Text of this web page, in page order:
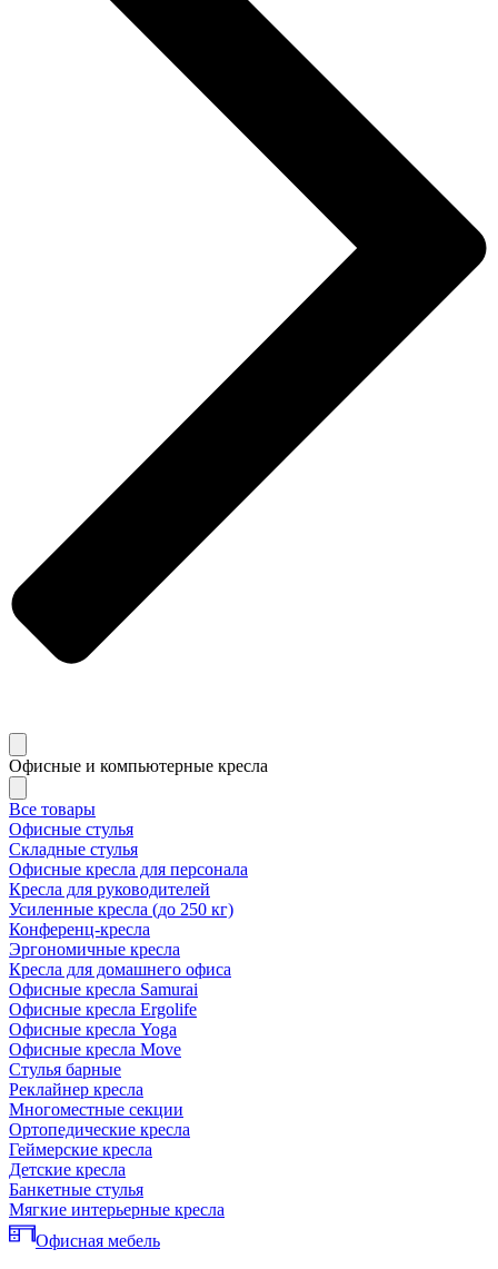
Офисные и компьютерные кресла
Все товары
Офисные стулья
Складные стулья
Офисные кресла для персонала
Кресла для руководителей
Усиленные кресла (до 250 кг)
Конференц-кресла
Эргономичные кресла
Кресла для домашнего офиса
Офисные кресла Samurai
Офисные кресла Ergolife
Офисные кресла Yoga
Офисные кресла Move
Стулья барные
Реклайнер кресла
Многоместные секции
Ортопедические кресла
Геймерские кресла
Детские кресла
Банкетные стулья
Мягкие интерьерные кресла
Офисная мебель